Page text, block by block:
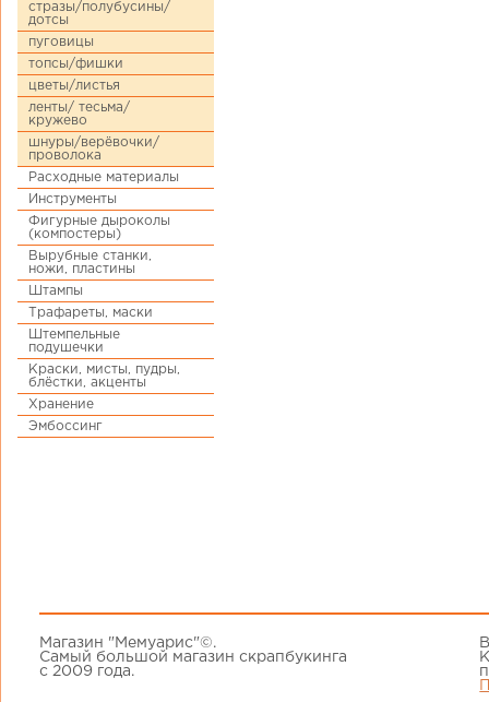
стразы/полубусины/
дотсы
пуговицы
топсы/фишки
цветы/листья
ленты/ тесьма/
кружево
шнуры/верёвочки/
проволока
Расходные материалы
Инструменты
Фигурные дыроколы
(компостеры)
Вырубные станки,
ножи, пластины
Штампы
Трафареты, маски
Штемпельные
подушечки
Краски, мисты, пудры,
блёстки, акценты
Хранение
Эмбоссинг
Магазин "Мемуарис"©.
Самый большой магазин скрапбукинга
с 2009 года.